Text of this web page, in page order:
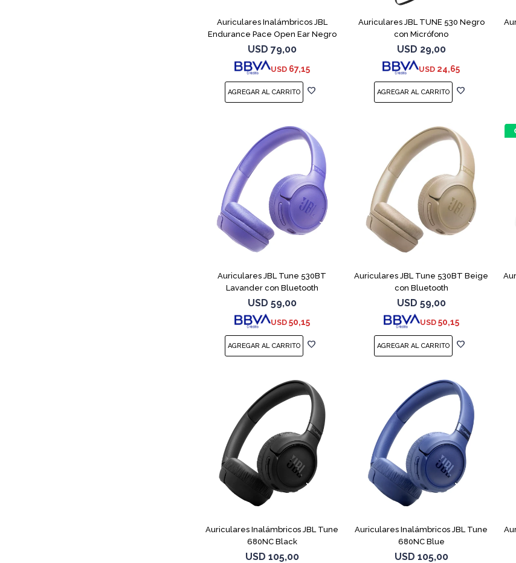
Auriculares Inalámbricos JBL
Endurance Pace Open Ear Negro
USD 79,00
USD 67,15
Auriculares JBL TUNE 530 Negro
con Micrófono
USD 29,00
USD 24,65
Auriculares JBL Tune 530BT
Lavander con Bluetooth
USD 59,00
USD 50,15
Auriculares JBL Tune 530BT Beige
con Bluetooth
USD 59,00
USD 50,15
Auriculares Inalámbricos JBL Tune
680NC Black
USD 105,00
Auriculares Inalámbricos JBL Tune
680NC Blue
USD 105,00